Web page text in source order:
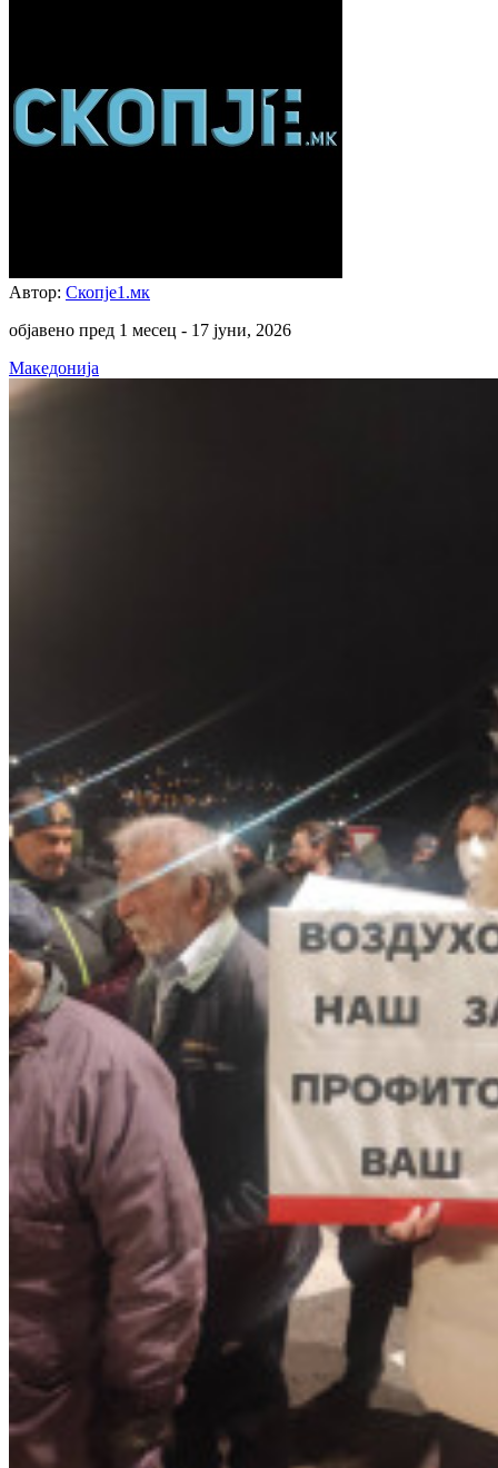
Автор: Скопје1.мк
објавено пред 1 месец - 17 јуни, 2026
Македонија